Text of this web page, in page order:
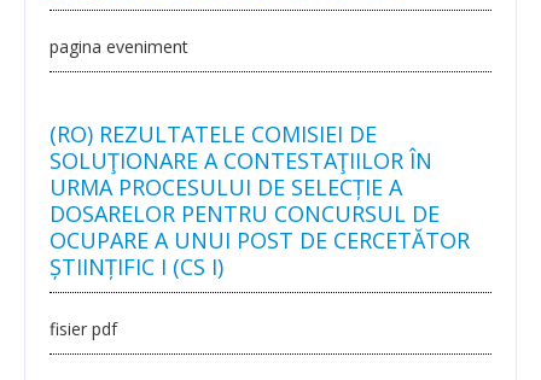
pagina eveniment
(RO) REZULTATELE COMISIEI DE
SOLUŢIONARE A CONTESTAŢIILOR ÎN
URMA PROCESULUI DE SELECȚIE A
DOSARELOR PENTRU CONCURSUL DE
OCUPARE A UNUI POST DE CERCETĂTOR
ȘTIINȚIFIC I (CS I)
fisier pdf